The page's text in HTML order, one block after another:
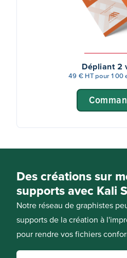
Dépliant 2
49 € HT pour 100
Des créations sur
supports avec Kali
Notre réseau de graphistes
supports de la création à
pour rendre vos fichiers